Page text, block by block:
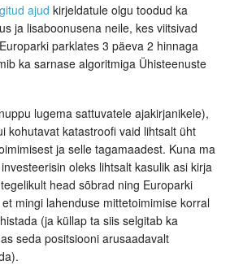
ajud kirjeldatule olgu toodud ka
ja lisaboonusena neile, kes viitsivad
parklates 3 päeva 2 hinnaga
ka sarnase algoritmiga Ühisteenuste
lugema sattuvatele ajakirjanikele),
kohutavat katastroofi vaid lihtsalt üht
ja selle tagamaadest. Kuna ma
oleks lihtsalt kasulik asi kirja
head sõbrad ning Europarki
mingi lahenduse mittetoimimise korral
(ja küllap ta siis selgitab ka
seda positsiooni arusaadavalt